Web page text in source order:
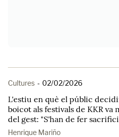
Cultures - 02/02/2026
L'estiu en què el públic
boicot als festivals de KKR va
del gest: "S'han de fer
Henrique Mariño